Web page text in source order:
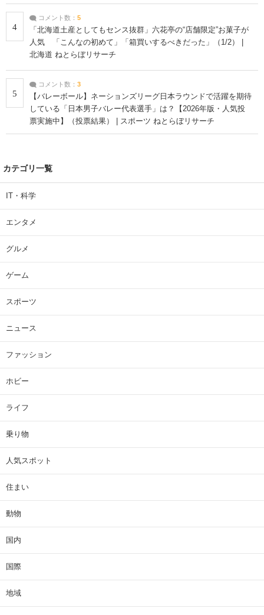
4
コメント数： 5
「北海道土産としてもセンス抜群」六花亭の“店舗限定”お菓子が
人気 「こんなの初めて」「箱買いするべきだった」（1/2） |
北海道 ねとらぼリサーチ
5
コメント数： 3
【バレーボール】ネーションズリーグ日本ラウンドで活躍を期待
している「日本男子バレー代表選手」は？【2026年版・人気投
票実施中】（投票結果） | スポーツ ねとらぼリサーチ
カテゴリ一覧
IT・科学
エンタメ
グルメ
ゲーム
スポーツ
ニュース
ファッション
ホビー
ライフ
乗り物
人気スポット
住まい
動物
国内
国際
地域